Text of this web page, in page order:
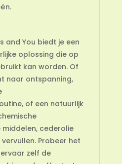
and You biedt je een
oplossing die op
kan worden. Of
naar ontspanning,
of een natuurlijk
cederolie
Probeer het
zelf de